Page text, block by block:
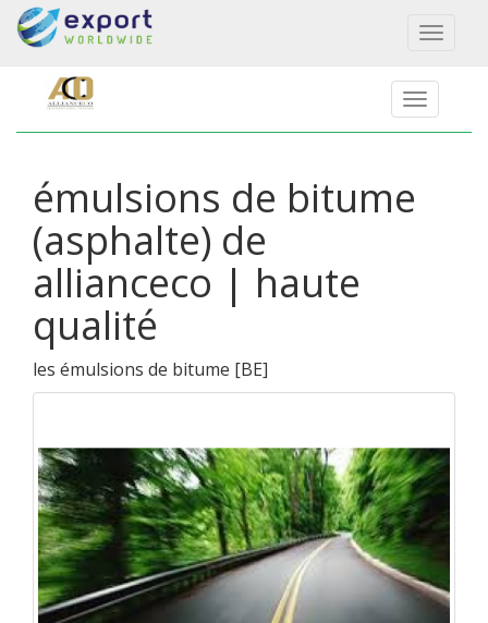
Toggle
émulsions de bitume
(asphalte) de
allianceco | haute
qualité
les émulsions de bitume [BE]